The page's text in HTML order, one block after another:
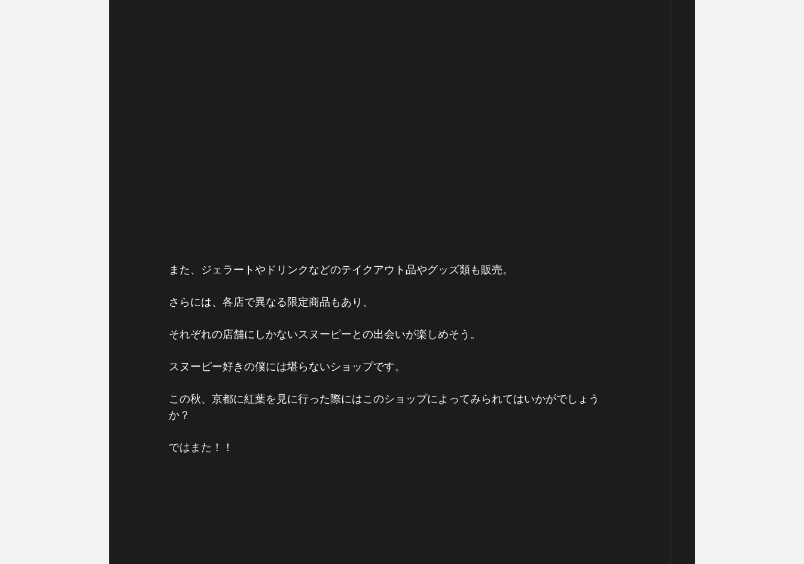
また、ジェラートやドリンクなどのテイクアウト品やグッズ類も販売。
さらには、各店で異なる限定商品もあり、
それぞれの店舗にしかないスヌーピーとの出会いが楽しめそう。
スヌーピー好きの僕には堪らないショップです。
この秋、京都に紅葉を見に行った際にはこのショップによってみられてはいかがでしょう
か？
ではまた！！